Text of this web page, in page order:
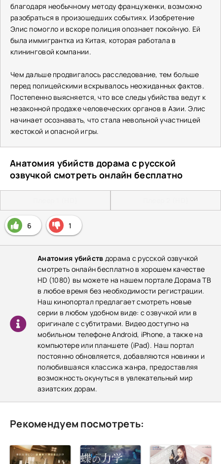
благодаря необычному методу француженки, возможно
разобраться в произошедших событиях. Изобретение
Элис помогло и вскоре полиция опознает покойную. Ей
была иммигрантка из Китая, которая работала в
клининговой компании.
Чем дальше продвигалось расследование, тем больше
перед полицейскими вскрывалось неожиданных фактов.
Постепенно выясняется, что все следы убийства ведут к
незаконной продаже человеческих органов в Азии. Элис
начинает осознавать, что стала невольной участницей
жестокой и опасной игры.
Анатомия убийств дорама с русской
озвучкой смотреть онлайн бесплатно
6 1
Анатомия убийств дорама с русской озвучкой
смотреть онлайн бесплатно в хорошем качестве
HD (1080) вы можете на нашем портале Дорама ТВ
в любое время без необходимости регистрации.
Наш кинопортал предлагает смотреть новые
серии в любом удобном виде: с озвучкой или в
оригинале с субтитрами. Видео доступно на
мобильном телефоне Android, iPhone, а также на
компьютере или планшете (iPad). Наш портал
постоянно обновляется, добавляются новинки и
полюбившаяся классика жанра, предоставляя
возможность окунуться в увлекательный мир
азиатских дорам.
Рекомендуем посмотреть: